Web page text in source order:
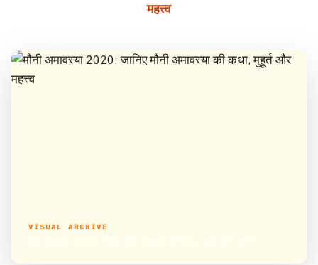
महत्त्व
VISUAL ARCHIVE